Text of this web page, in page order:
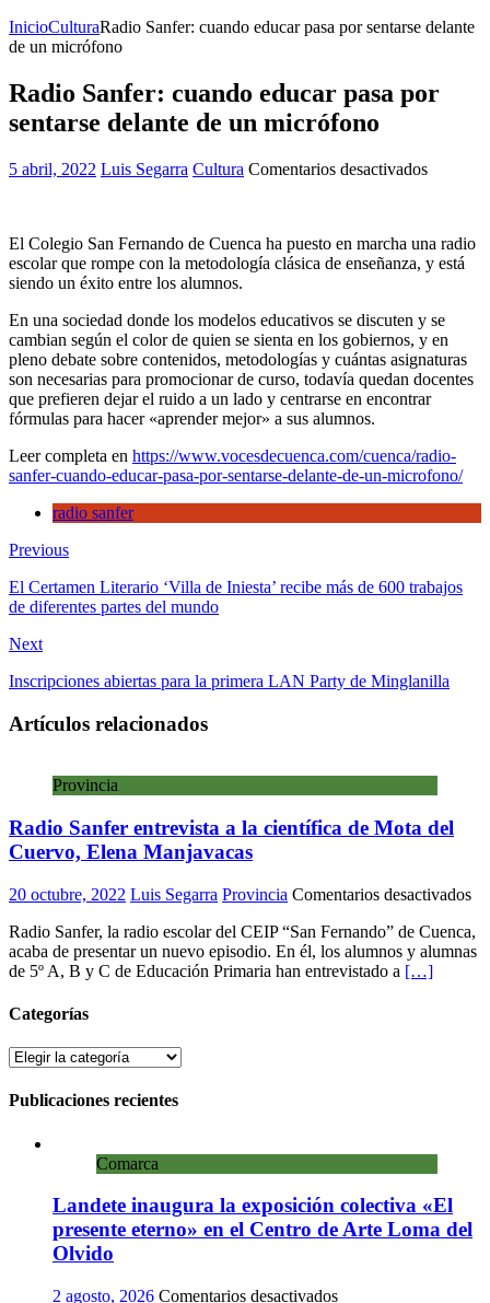
InicioCulturaRadio Sanfer: cuando educar pasa por sentarse delante
de un micrófono
Radio Sanfer: cuando educar pasa por
sentarse delante de un micrófono
5 abril, 2022 Luis Segarra Cultura Comentarios desactivadosen
educar
pasa
delante
de
un
El Colegio San Fernando de Cuenca ha puesto en marcha una radio
escolar que rompe con la metodología clásica de enseñanza, y está
siendo un éxito entre los alumnos.
En una sociedad donde los modelos educativos se discuten y se
cambian según el color de quien se sienta en los gobiernos, y en
pleno debate sobre contenidos, metodologías y cuántas asignaturas
son necesarias para promocionar de curso, todavía quedan docentes
que prefieren dejar el ruido a un lado y centrarse en encontrar
fórmulas para hacer «aprender mejor» a sus alumnos.
Leer completa en https://www.vocesdecuenca.com/cuenca/radio-
sanfer-cuando-educar-pasa-por-sentarse-delante-de-un-microfono/
radio sanfer
Previous
El Certamen Literario ‘Villa de Iniesta’ recibe más de 600 trabajos
de diferentes partes del mundo
Next
Inscripciones abiertas para la primera LAN Party de Minglanilla
Artículos relacionados
Provincia
Radio Sanfer entrevista a la científica de Mota del
Cuervo, Elena Manjavacas
20 octubre, 2022 Luis Segarra Provincia Comentarios desactivadosen
Radio Sanfer, la radio escolar del CEIP “San Fernando” de Cuenca,
acaba de presentar un nuevo episodio. En él, los alumnos y alumnas
de 5º A, B y C de Educación Primaria han entrevistado a […]
Categorías
Categorías
Publicaciones recientes
Comarca
Landete inaugura la exposición colectiva «El
presente eterno» en el Centro de Arte Loma del
Olvido
2 agosto, 2026 Comentarios desactivadosen